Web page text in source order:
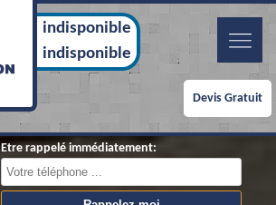
indisponible
indisponible
Devis Gratuit
Etre rappelé immédiatement: